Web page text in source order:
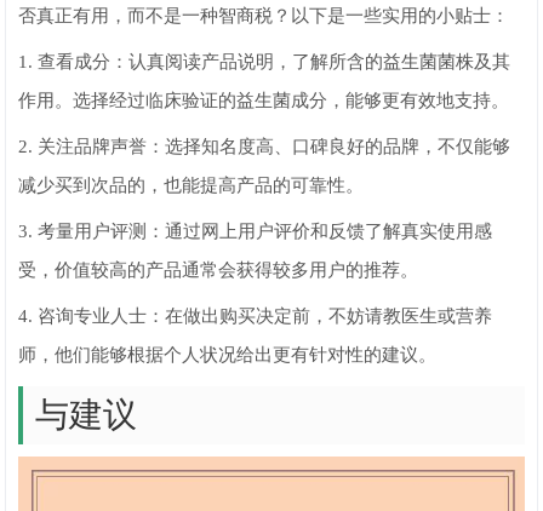
否真正有用，而不是一种智商税？以下是一些实用的小贴士：
1. 查看成分：认真阅读产品说明，了解所含的益生菌菌株及其
作用。选择经过临床验证的益生菌成分，能够更有效地支持。
2. 关注品牌声誉：选择知名度高、口碑良好的品牌，不仅能够
减少买到次品的，也能提高产品的可靠性。
3. 考量用户评测：通过网上用户评价和反馈了解真实使用感
受，价值较高的产品通常会获得较多用户的推荐。
4. 咨询专业人士：在做出购买决定前，不妨请教医生或营养
师，他们能够根据个人状况给出更有针对性的建议。
与建议